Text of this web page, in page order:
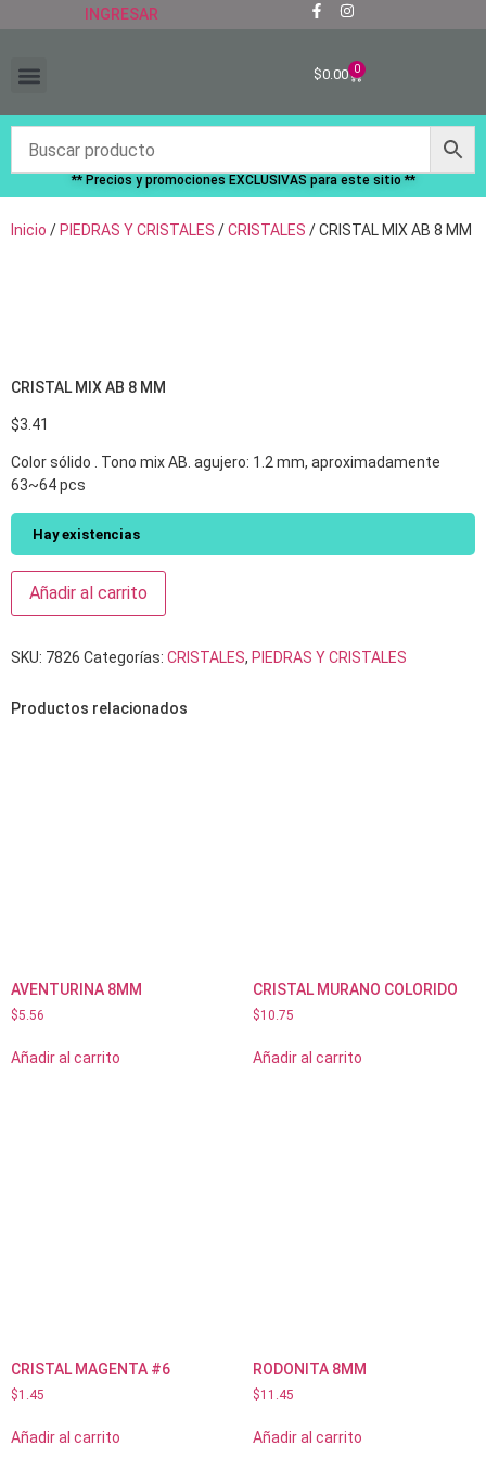
INGRESAR
$0.00 0
** Precios y promociones EXCLUSIVAS para este sitio **
Inicio / PIEDRAS Y CRISTALES /CRISTALES / CRISTAL MIX AB 8 MM
CRISTAL MIX AB 8 MM
$3.41
Color sólido . Tono mix AB. agujero: 1.2 mm, aproximadamente
63~64 pcs
Hay existencias
Añadir al carrito
SKU: 7826 Categorías: CRISTALES, PIEDRAS Y CRISTALES
Productos relacionados
AVENTURINA 8MM
$5.56
Añadir al carrito
CRISTAL MURANO COLORIDO
$10.75
Añadir al carrito
CRISTAL MAGENTA #6
$1.45
Añadir al carrito
RODONITA 8MM
$11.45
Añadir al carrito